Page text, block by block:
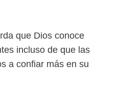
que Dios conoce
incluso de que las
a confiar más en su